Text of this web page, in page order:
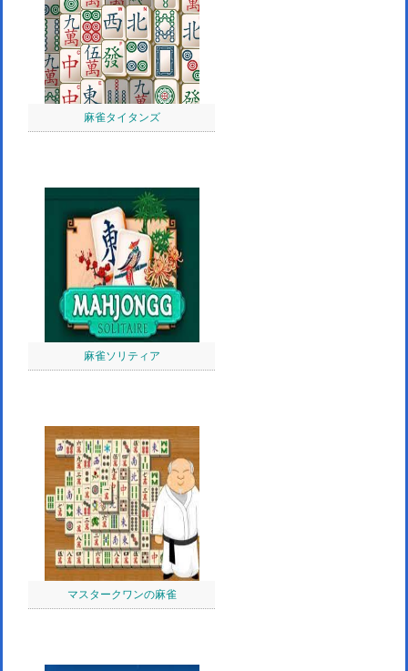
麻雀タイタンズ
麻雀ソリティア
マスタークワンの麻雀